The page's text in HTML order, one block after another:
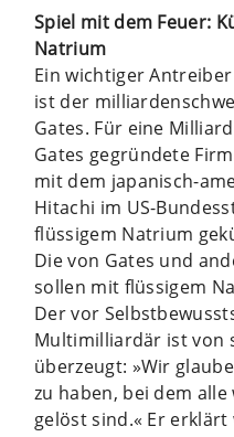
Spiel mit dem Feuer:
Natrium
Ein wichtiger
ist der
Gates. Für eine
Gates gegründete
mit dem japanisch-
Hitachi im US-
flüssigem Natrium
Die von Gates und
sollen mit flüssigem
Der vor
Multimilliardär ist von
überzeugt: »Wir
zu haben, bei dem
gelöst sind.« Er